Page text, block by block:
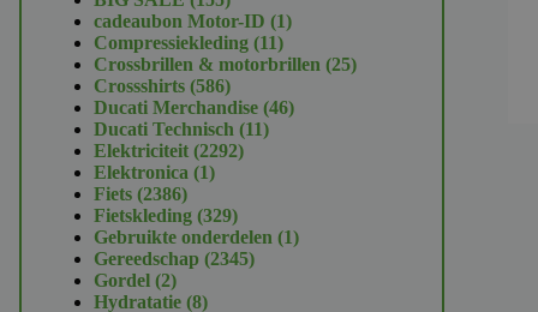
producten
cadeaubon Motor-ID 11
Compressiekleding 1111
producten
Crossbrillen & motorbrillen 2525
Crossshirts 586586
producten
Ducati Merchandise 4646
Ducati Technisch 1111
Elektriciteit 22922292
Elektronica 11
Fiets 23862386
producten
Fietskleding 329329
producten
Gebruikte onderdelen 11
Gereedschap 23452345
Gordel 22
producten
Hydratatie 88